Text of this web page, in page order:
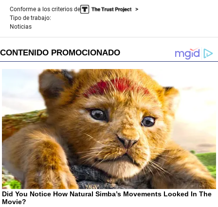
Conforme a los criterios de
Tipo de trabajo:
Noticias